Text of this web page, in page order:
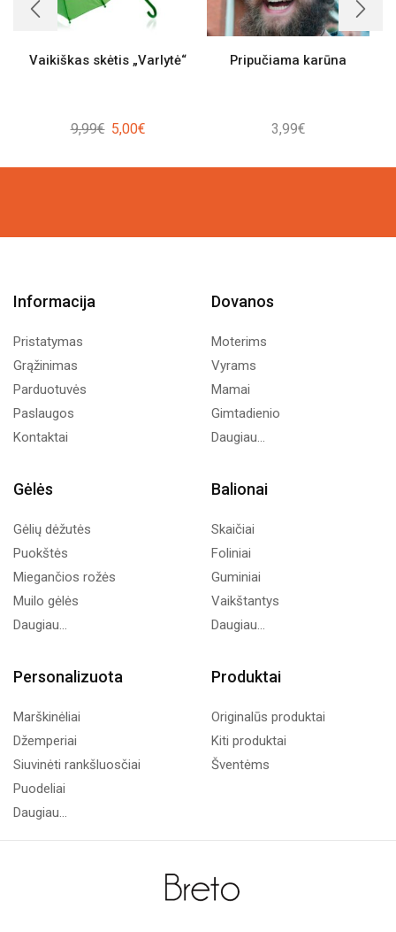
Vaikiškas skėtis „Varlytė“
9,99€ Original
was:
5,00€Current
is:
Pripučiama karūna
3,99€
Informacija
Pristatymas
Grąžinimas
Parduotuvės
Paslaugos
Kontaktai
Dovanos
Moterims
Vyrams
Mamai
Gimtadienio
Daugiau...
Gėlės
Gėlių dėžutės
Puokštės
Miegančios rožės
Muilo gėlės
Daugiau...
Balionai
Skaičiai
Foliniai
Guminiai
Vaikštantys
Daugiau...
Personalizuota
Marškinėliai
Džemperiai
Siuvinėti rankšluosčiai
Puodeliai
Daugiau...
Produktai
Originalūs produktai
Kiti produktai
Šventėms